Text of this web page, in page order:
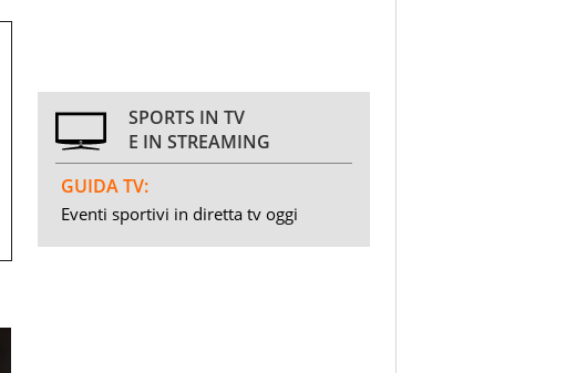
SPORTS IN TV
E IN STREAMING
GUIDA TV:
Eventi sportivi in diretta tv oggi